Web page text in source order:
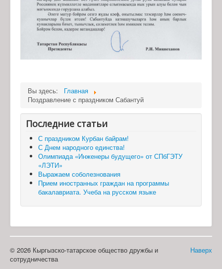
Вы здесь:
Главная
Поздравление с праздником Сабантуй
Последние статьи
С праздником Курбан байрам!
С Днем народного единства!
Олимпиада «Инженеры будущего» от СПбГЭТУ
«ЛЭТИ»
Выражаем соболезнования
Прием иностранных граждан на программы
бакалавриата. Учеба на русском языке
Наверх
© 2026 Кыргызско-татарское общество дружбы и
сотрудничества